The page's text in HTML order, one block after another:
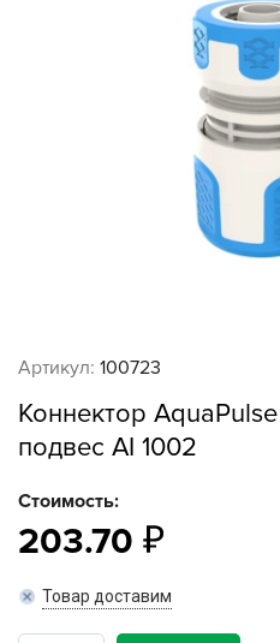
Артикул: 100723
Коннектор
подвес AI 1002
Стоимость:
203.70
Товар доставим